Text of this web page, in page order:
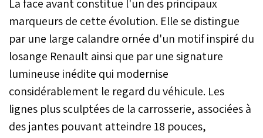
La face avant constitue l'un des principaux
marqueurs de cette évolution. Elle se distingue
par une large calandre ornée d'un motif inspiré du
losange Renault ainsi que par une signature
lumineuse inédite qui modernise
considérablement le regard du véhicule. Les
lignes plus sculptées de la carrosserie, associées à
des jantes pouvant atteindre 18 pouces,